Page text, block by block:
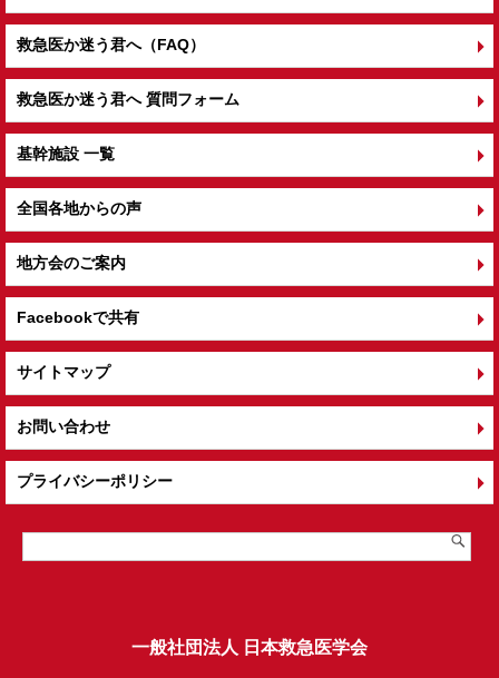
救急医か迷う君へ（FAQ）
救急医か迷う君へ 質問フォーム
基幹施設 一覧
全国各地からの声
地方会のご案内
Facebookで共有
サイトマップ
お問い合わせ
プライバシーポリシー
一般社団法人 日本救急医学会